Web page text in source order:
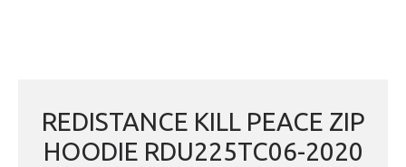
REDISTANCE KILL PEACE ZIP
HOODIE RDU225TC06-2020